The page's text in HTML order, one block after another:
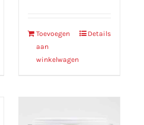
Toevoegen
aan
winkelwagen
Details